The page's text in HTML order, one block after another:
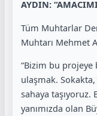
AYDIN:
Tüm Muhtarlar
Muhtarı Mehmet
“Bizim bu projeye
ulaşmak.
sahaya taşıyoruz.
yanımızda olan